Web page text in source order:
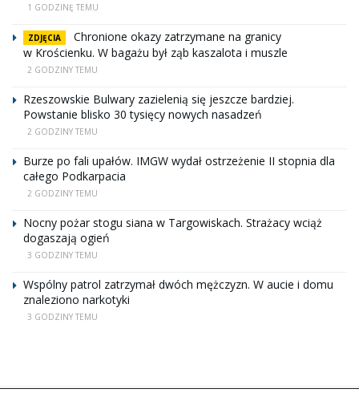
1 GODZINĘ TEMU
ZDJĘCIA
Chronione okazy zatrzymane na granicy
w Krościenku. W bagażu był ząb kaszalota i muszle
2 GODZINY TEMU
Rzeszowskie Bulwary zazielenią się jeszcze bardziej.
Powstanie blisko 30 tysięcy nowych nasadzeń
2 GODZINY TEMU
Burze po fali upałów. IMGW wydał ostrzeżenie II stopnia dla
całego Podkarpacia
2 GODZINY TEMU
Nocny pożar stogu siana w Targowiskach. Strażacy wciąż
dogaszają ogień
3 GODZINY TEMU
Wspólny patrol zatrzymał dwóch mężczyzn. W aucie i domu
znaleziono narkotyki
3 GODZINY TEMU